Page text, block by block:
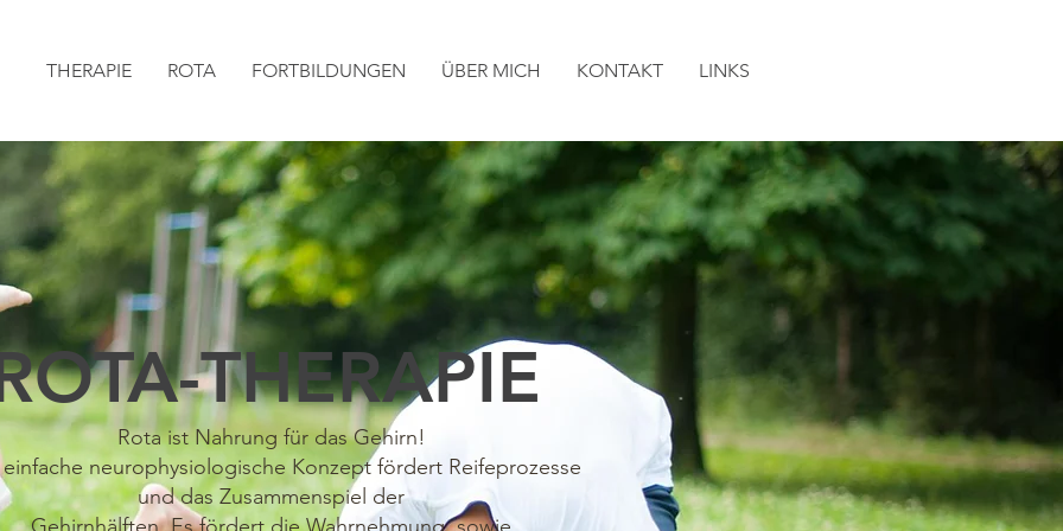
THERAPIE ROTA FORTBILDUNGEN ÜBER MICH KONTAKT LINKS
THERAPIE
Rota ist Nahrung für das Gehirn!
einfache neurophysiologische Konzept fördert Reifeprozesse
und das Zusammenspiel der